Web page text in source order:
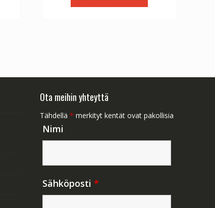
€56.64. €31.47.
Ota meihin yhteyttä
Tähdellä * merkityt kentät ovat pakollisia
Nimi
Sähköposti *